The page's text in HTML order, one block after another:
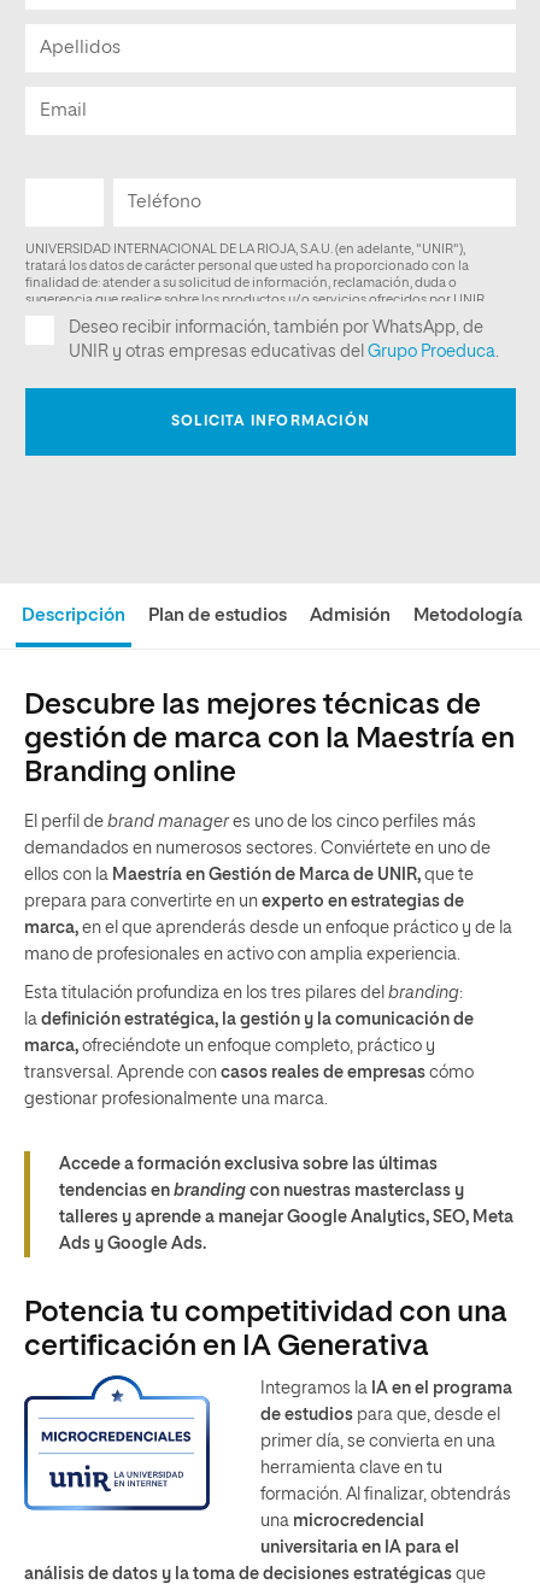
Descripción Plan de estudios Admisión Metodología
Descubre las mejores técnicas de
gestión de marca con la Maestría en
Branding online
El perfil de brand manageres uno de los cinco perfiles más
demandados en numerosos sectores. Conviértete en uno de
ellos con la Maestría en Gestión de Marca de UNIR, que te
prepara para convertirte en un experto en estrategias de
marca, en el que aprenderás desde un enfoque práctico y de la
mano de profesionales en activo con amplia experiencia.
Esta titulación profundiza en los tres pilares del branding:
la definición estratégica, la gestión y la comunicación de
marca, ofreciéndote un enfoque completo, práctico y
transversal. Aprende con casos reales de empresas cómo
gestionar profesionalmente una marca.
Accede a formación exclusiva sobre las últimas
tendencias en branding con nuestras masterclass y
talleres y aprende a manejar Google Analytics, SEO, Meta
Ads y Google Ads.
Potencia tu competitividad con una
certificación en IA Generativa
Integramos la IA en el programa
de estudios para que, desde el
primer día, se convierta en una
herramienta clave en tu
formación. Al finalizar, obtendrás
una microcredencial
universitaria en IA para el
análisis de datos y la toma de decisiones estratégicas que